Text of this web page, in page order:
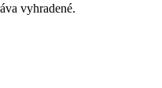
vyhradené.